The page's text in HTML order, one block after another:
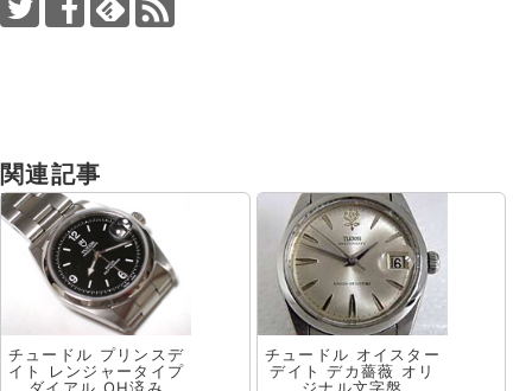
関連記事
チュードル プリンスデ
イト レンジャータイプ
チュードル オイスター
デイト デカ薔薇 オリ